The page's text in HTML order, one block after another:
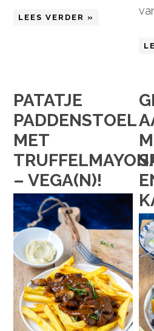
LEES VERDER »
PATATJE
PADDENSTOEL
MET
– VEGA(N)!